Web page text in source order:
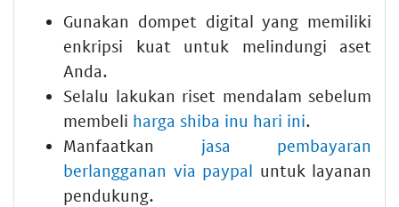
Gunakan dompet digital yang memiliki
enkripsi kuat untuk melindungi aset
Anda.
Selalu lakukan riset mendalam sebelum
membeli harga shiba inu hari ini.
Manfaatkan jasa pembayaran
berlangganan via paypal untuk layanan
pendukung.